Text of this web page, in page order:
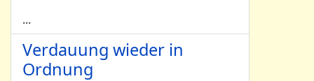
...
Verdauung wieder in
Ordnung